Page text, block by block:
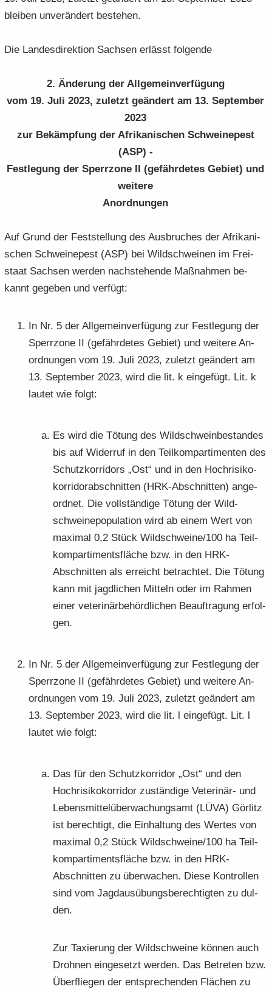
blei­ben un­ver­än­dert be­stehen.
Die Lan­des­di­rek­ti­on Sach­sen er­lässt fol­gen­de
2. Än­de­rung der All­ge­mein­ver­fü­gung
vom 19. Juli 2023, zu­letzt ge­än­dert am 13. Sep­tem­ber
2023
zur Be­kämp­fung der Afri­ka­ni­schen Schwei­ne­pest
(ASP) -
Fest­le­gung der Sperr­zo­ne II (ge­fähr­de­tes Ge­biet) und
wei­te­re
An­ord­nun­gen
Auf Grund der Fest­stel­lung des Aus­bru­ches der Afri­ka­ni­
schen Schwei­ne­pest (ASP) bei Wild­schwei­nen im Frei­
staat Sach­sen wer­den nach­ste­hen­de Maß­nah­men be­
kannt ge­ge­ben und ver­fügt:
In Nr. 5 der All­ge­mein­ver­fü­gung zur Fest­le­gung der
Sperr­zo­ne II (ge­fähr­de­tes Ge­biet) und wei­te­re An­
ord­nun­gen vom 19. Juli 2023, zu­letzt ge­än­dert am
13. Sep­tem­ber 2023, wird die lit. k ein­ge­fügt. Lit. k
lau­tet wie folgt:
Es wird die Tö­tung des Wild­schwein­be­stan­des
bis auf Wi­der­ruf in den Teil­kom­par­ti­men­ten des
Schutz­kor­ri­dors „Ost“ und in den Hoch­ri­si­ko­
kor­ri­dor­ab­schnit­ten (HRK-​Abschnitten) an­ge­
ord­net. Die voll­stän­di­ge Tö­tung der Wild­
schweine­po­pu­la­ti­on wird ab einem Wert von
ma­xi­mal 0,2 Stück Wild­schwei­ne/100 ha Teil­
kom­par­ti­ments­flä­che bzw. in den HRK-​
Abschnitten als er­reicht be­trach­tet. Die Tö­tung
kann mit jagd­li­chen Mit­teln oder im Rah­men
einer ve­te­ri­när­be­hörd­li­chen Be­auf­tra­gung er­fol­
gen.
In Nr. 5 der All­ge­mein­ver­fü­gung zur Fest­le­gung der
Sperr­zo­ne II (ge­fähr­de­tes Ge­biet) und wei­te­re An­
ord­nun­gen vom 19. Juli 2023, zu­letzt ge­än­dert am
13. Sep­tem­ber 2023, wird die lit. l ein­ge­fügt. Lit. l
lau­tet wie folgt:
Das für den Schutz­kor­ri­dor „Ost“ und den
Hoch­ri­si­ko­kor­ri­dor zu­stän­di­ge Veterinär-​ und
Le­bens­mit­tel­über­wa­chungs­amt (LÜVA) Gör­litz
ist be­rech­tigt, die Ein­hal­tung des Wer­tes von
ma­xi­mal 0,2 Stück Wild­schwei­ne/100 ha Teil­
kom­par­ti­ments­flä­che bzw. in den HRK-​
Abschnitten zu über­wa­chen. Diese Kon­trol­len
sind vom Jagd­aus­übungs­be­rech­tig­ten zu dul­
den.
Zur Ta­xie­rung der Wild­schwei­ne kön­nen auch
Droh­nen ein­ge­setzt wer­den. Das Be­tre­ten bzw.
Über­flie­gen der ent­spre­chen­den Flä­chen zu